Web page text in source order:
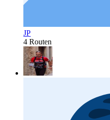
JP
4 Routen